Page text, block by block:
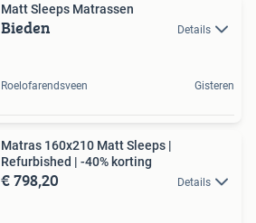
Matt Sleeps Matrassen
Bieden Details
Roelofarendsveen Gisteren
Matras 160x210 Matt Sleeps |
Refurbished | -40% korting
€ 798,20 Details